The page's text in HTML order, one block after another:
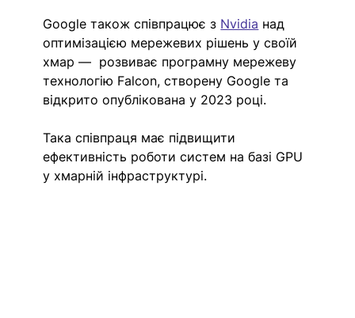
Google також співпрацює з Nvidia над
оптимізацією мережевих рішень у своїй
хмар —  розвиває програмну мережеву
технологію Falcon, створену Google та
відкрито опублікована у 2023 році.
Така співпраця має підвищити
ефективність роботи систем на базі GPU
у хмарній інфраструктурі.